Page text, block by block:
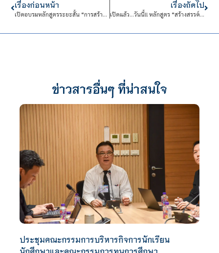
เรื่องก่อนหน้า
เปิดอบรมหลักสูตรระยะสั้น “การสร้างรายได้จากการวาดรูป สติกเกอร์ไลน์”
เรื่องถัดไป
เปิดแล้ว…วันนี้!! หลักสูตร “สร้างสรรค์งานมาลัยดอกไม้ไทย” คุณจะได้เรียนรู้ทั้งทฤษฎีและปฏิบัติ
ข่าวสารอื่นๆ ที่น่าสนใจ
ประชุมคณะกรรมการบริหารกิจการนักเรียน
นักศึกษาและคณะกรรมการทุนการศึกษา